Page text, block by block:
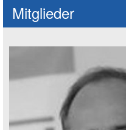
Mitglieder